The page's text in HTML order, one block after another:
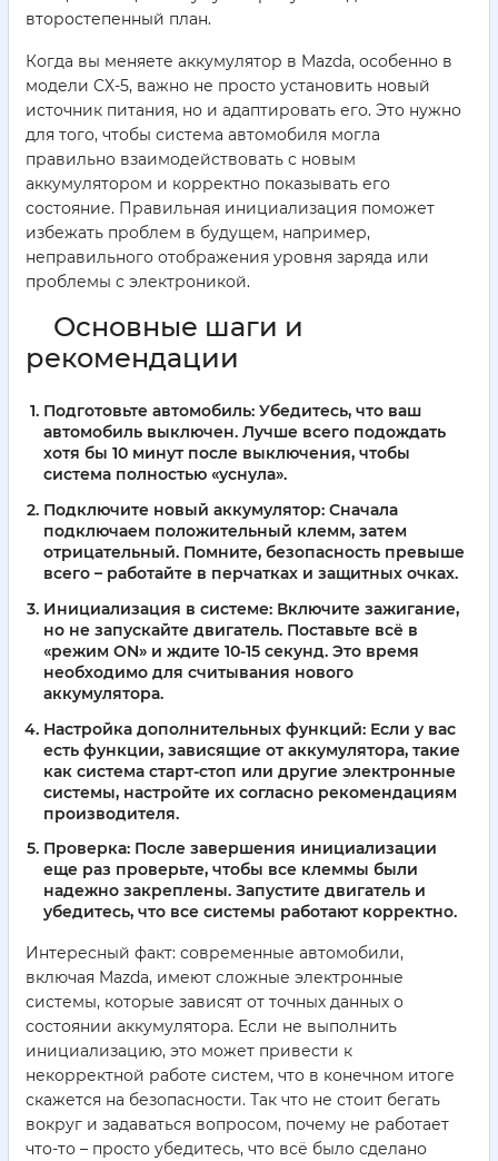
второстепенный план.
Когда вы меняете аккумулятор в Mazda, особенно в
модели CX-5, важно не просто установить новый
источник питания, но и адаптировать его. Это нужно
для того, чтобы система автомобиля могла
правильно взаимодействовать с новым
аккумулятором и корректно показывать его
состояние. Правильная инициализация поможет
избежать проблем в будущем, например,
неправильного отображения уровня заряда или
проблемы с электроникой.
Основные шаги и
рекомендации
Подготовьте автомобиль: Убедитесь, что ваш
автомобиль выключен. Лучше всего подождать
хотя бы 10 минут после выключения, чтобы
система полностью «уснула».
Подключите новый аккумулятор: Сначала
подключаем положительный клемм, затем
отрицательный. Помните, безопасность превыше
всего – работайте в перчатках и защитных очках.
Инициализация в системе: Включите зажигание,
но не запускайте двигатель. Поставьте всё в
«режим ON» и ждите 10-15 секунд. Это время
необходимо для считывания нового
аккумулятора.
Настройка дополнительных функций: Если у вас
есть функции, зависящие от аккумулятора, такие
как система старт-стоп или другие электронные
системы, настройте их согласно рекомендациям
производителя.
Проверка: После завершения инициализации
еще раз проверьте, чтобы все клеммы были
надежно закреплены. Запустите двигатель и
убедитесь, что все системы работают корректно.
Интересный факт: современные автомобили,
включая Mazda, имеют сложные электронные
системы, которые зависят от точных данных о
состоянии аккумулятора. Если не выполнить
инициализацию, это может привести к
некорректной работе систем, что в конечном итоге
скажется на безопасности. Так что не стоит бегать
вокруг и задаваться вопросом, почему не работает
что-то – просто убедитесь, что всё было сделано